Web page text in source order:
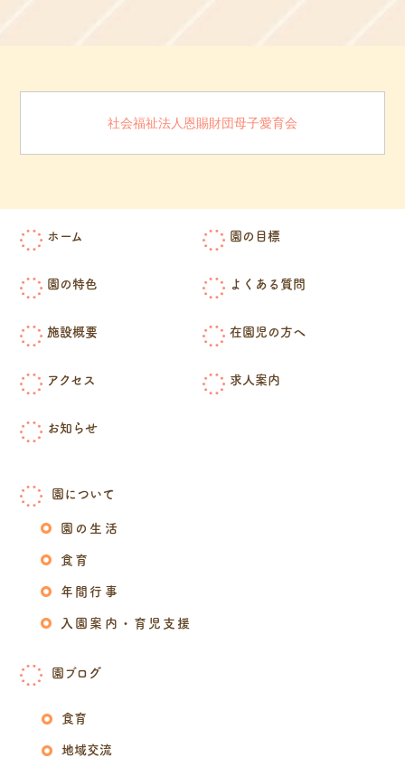
社会福祉法人恩賜財団母子愛育会
ホーム 園の目標
園の特色 よくある質問
施設概要 在園児の方へ
アクセス 求人案内
お知らせ
園について
園の生活
食育
年間行事
入園案内・育児支援
園ブログ
食育
地域交流